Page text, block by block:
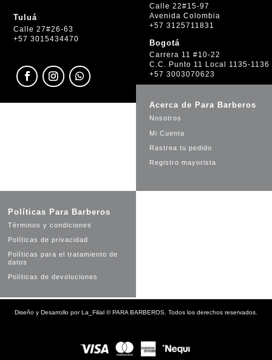
Tuluá
Calle 27#26-63
+57 3015434470
Calle 22#15-97
Avenida Colombia
+57 3125711831
Bogotá
Carrera 11 #10-22
C.C. Punto 11 Local 1135-1136
+57 3003070623
Acerca de Para Barberos
Nosotros
Mi Cuenta
Rastrea tu pedido
Registro mayorista
Políticas Para Barberos
Términos y condiciones
Políticas de privacidad
Políticas para el tratamiento de
datos
Políticas de devoluciones
Diseño y Desarrollo por La_Filial © PARA BARBEROS. Todos los derechos reservados.